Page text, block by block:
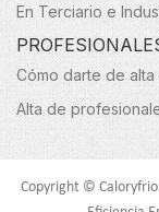
En Terciario e
Cómo darte de
Alta de
Copyright ©